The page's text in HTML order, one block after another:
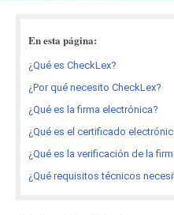
En esta página:
¿Qué es CheckLex?
¿Por qué necesito CheckLex?
¿Qué es la firma electrónica?
¿Qué es el certificado
¿Qué es la verificación de la
¿Qué requisitos técnicos